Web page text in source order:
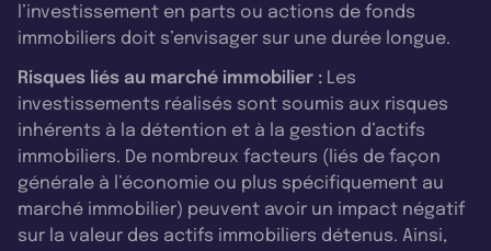
l’investissement en parts ou actions de fonds
immobiliers doit s’envisager sur une durée longue.
Risques liés au marché immobilier : Les
investissements réalisés sont soumis aux risques
inhérents à la détention et à la gestion d’actifs
immobiliers. De nombreux facteurs (liés de façon
générale à l’économie ou plus spécifiquement au
marché immobilier) peuvent avoir un impact négatif
sur la valeur des actifs immobiliers détenus. Ainsi,